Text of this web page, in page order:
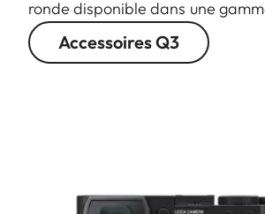
ronde disponible dans une
Accessoires Q3